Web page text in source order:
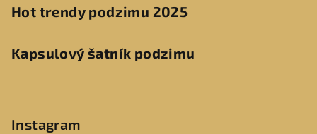
Hot trendy podzimu 2025
Kapsulový šatník podzimu
Instagram